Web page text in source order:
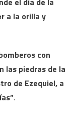
a la orilla y
con
las piedras de la
de Ezequiel, a
.